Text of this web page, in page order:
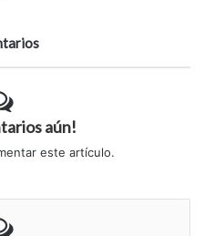
aún!
este artículo.